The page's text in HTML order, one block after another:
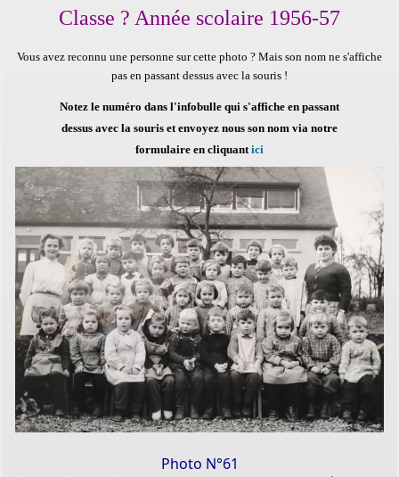
Classe ? Année scolaire 1956-57
Vous avez reconnu une personne sur cette photo ? Mais son nom ne s'affiche
pas en passant dessus avec la souris !
Notez le numéro dans l'infobulle qui s'affiche en passant
dessus avec la souris et envoyez nous son nom via notre
formulaire en cliquant ici
Photo N°61
PERMIS DE CONSTRUIRE- DECLARATION PREALABLE
Depuis le 3 janvier 2022, vous pouvez profiter de la